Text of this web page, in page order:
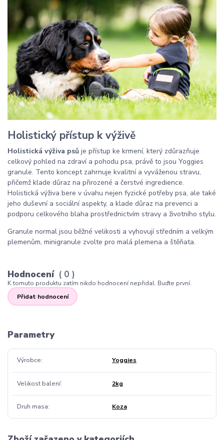
Holistický přístup k výživě
Holistická výživa psů je přístup ke krmení, který zdůrazňuje
celkový pohled na zdraví a pohodu psa, právě to jsou Yoggies
granule. Tento koncept zahrnuje kvalitní a vyváženou stravu,
přičemž klade důraz na přirozené a čerstvé ingredience.
Holistická výživa bere v úvahu nejen fyzické potřeby psa, ale také
jeho duševní a sociální aspekty, a klade důraz na prevenci a
podporu celkového blaha prostřednictvím stravy a životního stylu.
Granule normal jsou běžné velikosti a vyhovují středním a velkým
plemenům, minigranule zvolte pro malá plemena a štěňata.
Hodnocení 0
K tomuto produktu zatím nikdo hodnocení nepřidal. Buďte první.
Přidat hodnocení
Parametry
Výrobce Yoggies
Velikost balení 2kg
Druh masa Koza